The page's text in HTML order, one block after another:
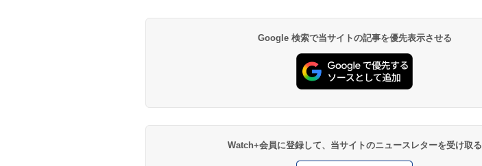
Google 検索で当サイトの記事を優先表示させる
Watch+会員に登録して、当サイトのニュースレターを受け取る